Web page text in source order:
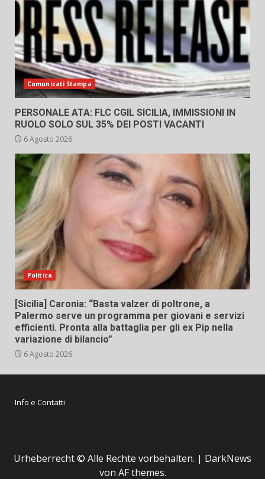
Comunicati Stampa
PERSONALE ATA: FLC CGIL SICILIA, IMMISSIONI IN
RUOLO SOLO SUL 35% DEI POSTI VACANTI
6 Agosto 2026
Politica
[Sicilia] Caronia: “Basta valzer di poltrone, a
Palermo serve un programma per giovani e servizi
efficienti. Pronta alla battaglia per gli ex Pip nella
variazione di bilancio”
6 Agosto 2026
Info e Contatti
Urheberrecht © Alle Rechte vorbehalten. | DarkNews
von AF themes.